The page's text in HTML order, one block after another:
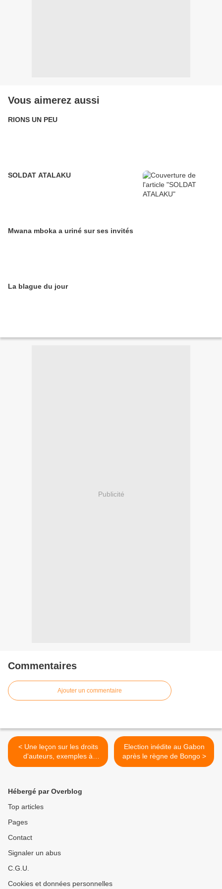
Vous aimerez aussi
RIONS UN PEU
SOLDAT ATALAKU
Mwana mboka a uriné sur ses invités
La blague du jour
Publicité
Commentaires
Ajouter un commentaire
< Une leçon sur les droits
d'auteurs, exemples à
l'appui.
Election inédite au Gabon
après le règne de Bongo >
Hébergé par Overblog
Top articles
Pages
Contact
Signaler un abus
C.G.U.
Cookies et données personnelles